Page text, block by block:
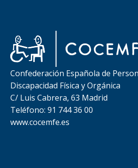
Confederación Española de
Discapacidad Física y Orgánica
C/ Luis Cabrera, 63 Madrid
Teléfono: 91 744 36 00
www.cocemfe.es